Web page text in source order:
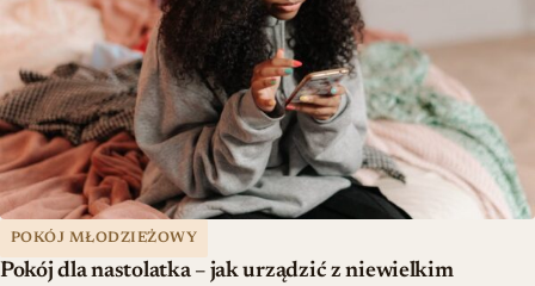
POKÓJ MŁODZIEŻOWY
Pokój dla nastolatka – jak urządzić z niewielkim